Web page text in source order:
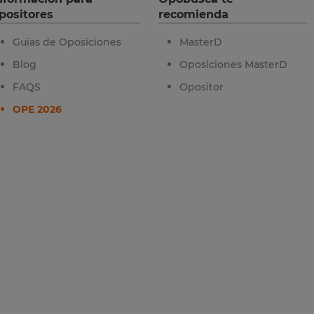
Guías de Oposiciones
Blog
FAQS
OPE 2026
recomienda
MasterD
Oposiciones MasterD
Opositor